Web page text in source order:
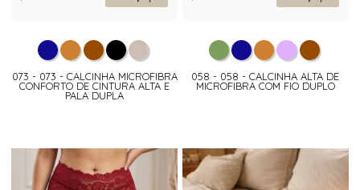
073 - 073 - CALCINHA MICROFIBRA
CONFORTO DE CINTURA ALTA E
PALA DUPLA
058 - 058 - CALCINHA ALTA DE
MICROFIBRA COM FIO DUPLO